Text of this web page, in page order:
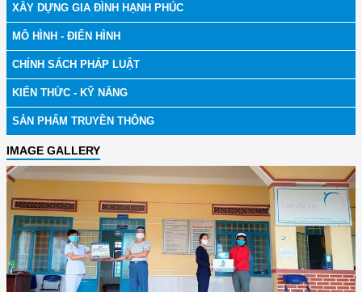
XÂY DỰNG GIA ĐÌNH HẠNH PHÚC
MÔ HÌNH - ĐIỂN HÌNH
CHÍNH SÁCH PHÁP LUẬT
KIẾN THỨC - KỸ NĂNG
SẢN PHẨM TRUYỀN THÔNG
IMAGE GALLERY